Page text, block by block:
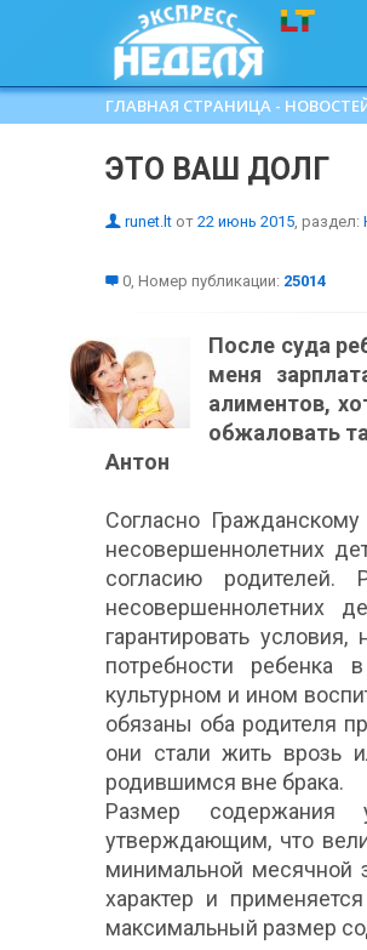
ГЛАВНАЯ СТРАНИЦА -
ЭТО ВАШ ДОЛГ
runet.lt от 22 июнь 2015, раздел:
0, Номер публикации: 25014
После суда
меня
алиментов,
обжаловать
Антон
Согласно
несовершеннолетних
согласию родителей.
несовершеннолетних
гарантировать
потребности ребенка
культурном и ином
обязаны оба родителя
они стали жить врозь
родившимся вне брака.
Размер содержания
утверждающим, что
минимальной месячной
характер и
максимальный размер